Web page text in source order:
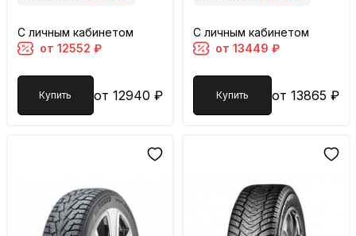
С личным кабинетом
от 12552 ₽
Купить от 12940 ₽
С личным кабинетом
от 13449 ₽
Купить от 13865 ₽